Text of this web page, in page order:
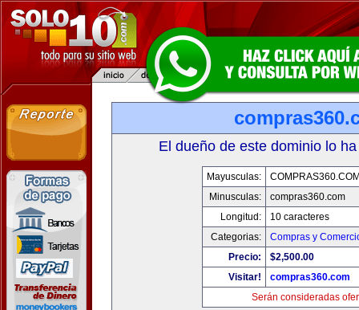
El dueño de este dominio lo
Mayusculas:
Minusculas:
compras360.com
Longitud:
10 caracteres
Categorias:
Compras y
Precio:
$2,500.00
Visitar!
compras360.com
Serán consideradas